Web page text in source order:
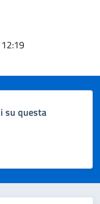
su questa